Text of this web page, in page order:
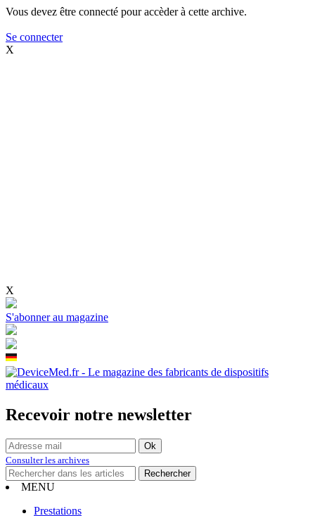
Vous devez être connecté pour accèder à cette archive.
Se connecter
X
X
S'abonner au magazine
Recevoir notre newsletter
Consulter les archives
MENU
Prestations